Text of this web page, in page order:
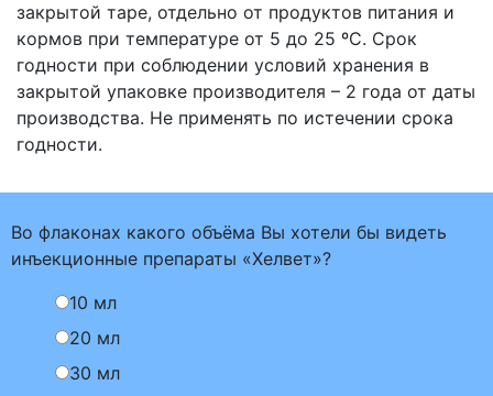
закрытой таре, отдельно от продуктов питания и
кормов при температуре от 5 до 25 ºС. Срок
годности при соблюдении условий хранения в
закрытой упаковке производителя – 2 года от даты
производства. Не применять по истечении срока
годности.
Во флаконах какого объёма Вы хотели бы видеть
инъекционные препараты «Хелвет»?
10 мл
20 мл
30 мл